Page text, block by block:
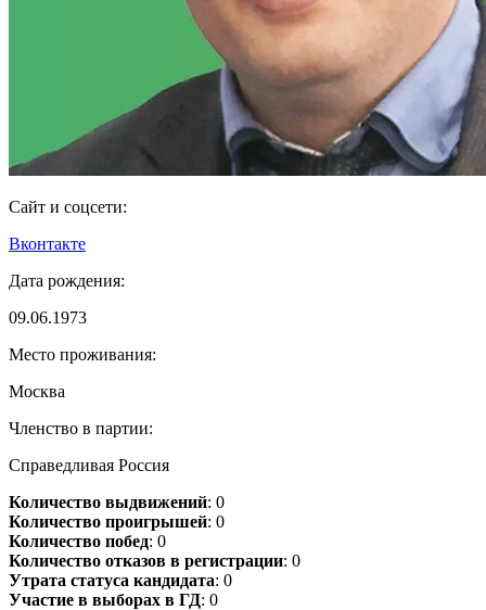
Сайт и соцсети:
Вконтакте
Дата рождения:
09.06.1973
Место проживания:
Москва
Членство в партии:
Справедливая Россия
Количество выдвижений: 0
Количество проигрышей: 0
Количество побед: 0
Количество отказов в регистрации: 0
Утрата статуса кандидата: 0
Участие в выборах в ГД: 0